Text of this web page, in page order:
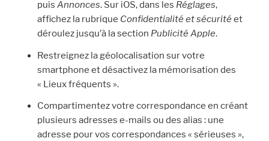
puis Annonces. Sur iOS, dans les Réglages,
affichez la rubrique Confidentialité et sécurité et
déroulez jusqu’à la section Publicité Apple.
Restreignez la géolocalisation sur votre
smartphone et désactivez la mémorisation des
« Lieux fréquents ».
Compartimentez votre correspondance en créant
plusieurs adresses e-mails ou des alias : une
adresse pour vos correspondances « sérieuses »,